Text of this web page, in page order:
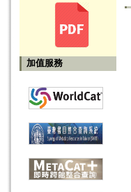
加值服務